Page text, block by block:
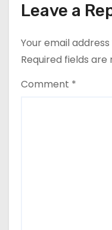
Leave a
Your email
Required fields are
Comment *